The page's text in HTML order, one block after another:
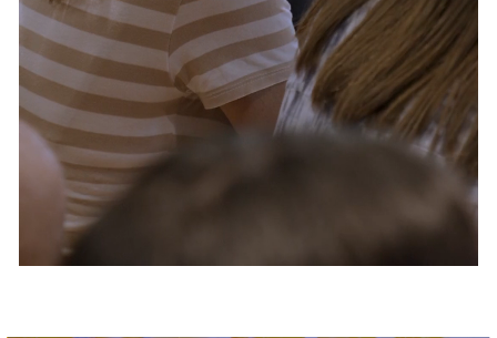
Servizi e accessibilità
Contatti
FAQ
Biglietti